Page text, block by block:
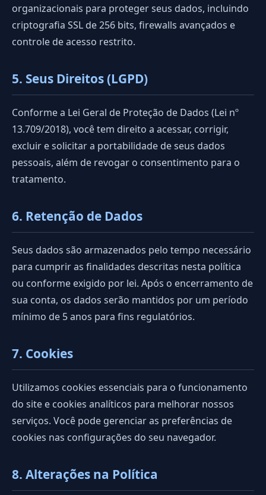
organizacionais para proteger seus dados, incluindo
criptografia SSL de 256 bits, firewalls avançados e
controle de acesso restrito.
5. Seus Direitos (LGPD)
Conforme a Lei Geral de Proteção de Dados (Lei nº
13.709/2018), você tem direito a acessar, corrigir,
excluir e solicitar a portabilidade de seus dados
pessoais, além de revogar o consentimento para o
tratamento.
6. Retenção de Dados
Seus dados são armazenados pelo tempo necessário
para cumprir as finalidades descritas nesta política
ou conforme exigido por lei. Após o encerramento de
sua conta, os dados serão mantidos por um período
mínimo de 5 anos para fins regulatórios.
7. Cookies
Utilizamos cookies essenciais para o funcionamento
do site e cookies analíticos para melhorar nossos
serviços. Você pode gerenciar as preferências de
cookies nas configurações do seu navegador.
8. Alterações na Política